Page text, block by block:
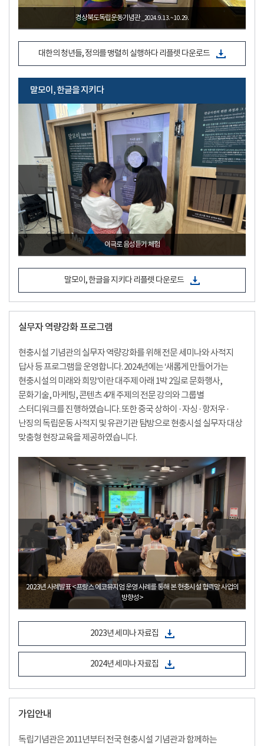
박열의사기념관_2024. 8. 1. ~ 9. 10.
대한의 청년들, 정의를 맹렬히 실행하다 리플렛 다운로드
말모이, 한글을 지키다
광주백범기념관_2024. 9. 5. ~ 11. 10.
말모이, 한글을 지키다 리플렛 다운로드
실무자 역량강화 프로그램
현충시설 기념관의 실무자 역량강화를 위해 전문 세미나와 사적지
답사 등 프로그램을 운영합니다. 2024년에는 ‘새롭게 만들어가는
현충시설의 미래와 희망’이란 대주제 아래 1박 2일로 문화행사,
문화기술, 마케팅, 콘텐츠 4개 주제의 전문 강의와 그룹별
스터디워크를 진행하였습니다. 또한 중국 상하이 · 자싱 · 항저우 ·
난징의 독립운동 사적지 및 유관기관 탐방으로 현충시설 실무자 대상
맞춤형 현장교육을 제공하였습니다.
2024년 역량강화 국외사적지 답사 _대한민국 임시정부 항저우 청사
2023년 세미나 자료집
2024년 세미나 자료집
가입안내
독립기념관은 2011년부터 전국 현충시설 기념관과 함께하는